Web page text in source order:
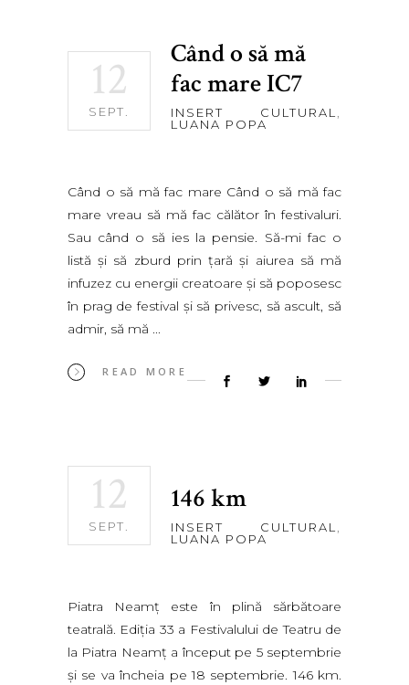
12
SEPT.
Când o să mă
fac mare IC7
INSERT CULTURAL,
LUANA POPA
Când o să mă fac mare Când o să mă fac
mare vreau să mă fac călător în festivaluri.
Sau când o să ies la pensie. Să-mi fac o
listă şi să zburd prin ţară şi aiurea să mă
infuzez cu energii creatoare şi să poposesc
în prag de festival şi să privesc, să ascult, să
admir, să mă
READ MORE
12
SEPT.
146 km
INSERT CULTURAL,
LUANA POPA
Piatra Neamţ este în plină sărbătoare
teatrală. Ediţia 33 a Festivalului de Teatru de
la Piatra Neamţ a început pe 5 septembrie
şi se va încheia pe 18 septembrie. 146 km.